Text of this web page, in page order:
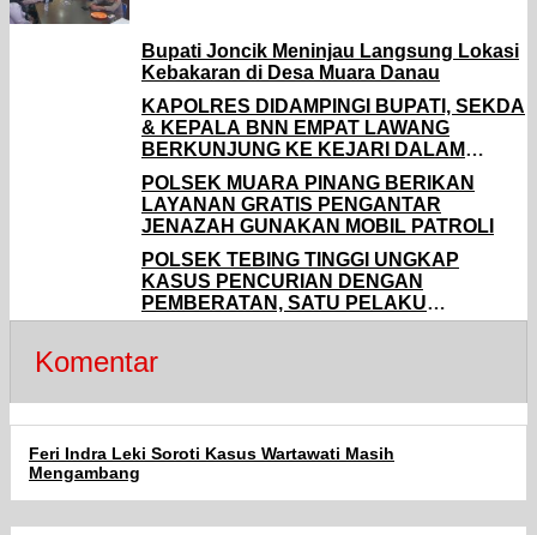
Bupati Joncik Meninjau Langsung Lokasi
Kebakaran di Desa Muara Danau
KAPOLRES DIDAMPINGI BUPATI, SEKDA
& KEPALA BNN EMPAT LAWANG
BERKUNJUNG KE KEJARI DALAM
RANGKA HARI BHAKTI ADHYAKSA KE-
66
POLSEK MUARA PINANG BERIKAN
LAYANAN GRATIS PENGANTAR
JENAZAH GUNAKAN MOBIL PATROLI
POLSEK TEBING TINGGI UNGKAP
KASUS PENCURIAN DENGAN
PEMBERATAN, SATU PELAKU
BERHASIL DIAMANKAN
Komentar
Feri Indra Leki Soroti Kasus Wartawati Masih
Mengambang